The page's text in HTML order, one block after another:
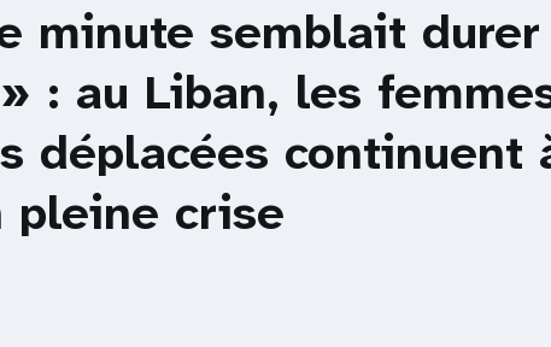
minute semblait durer
: au Liban, les
déplacées continuent
pleine crise